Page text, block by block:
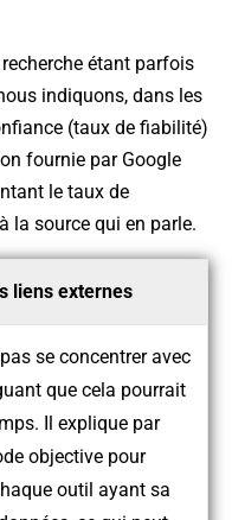
étant parfois
indiquons, dans les
(taux de fiabilité)
fournie par Google
le taux de
la source qui en parle.
liens externes
se concentrer avec
que cela pourrait
Il explique par
objective pour
outil ayant sa